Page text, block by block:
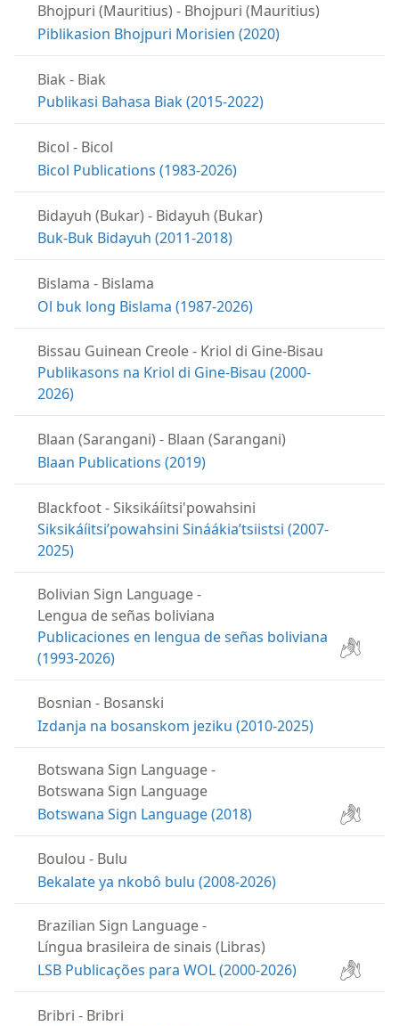
Bhojpuri (Mauritius) - Bhojpuri (Mauritius)
Piblikasion Bhojpuri Morisien (2020)
Biak - Biak
Publikasi Bahasa Biak (2015-2022)
Bicol - Bicol
Bicol Publications (1983-2026)
Bidayuh (Bukar) - Bidayuh (Bukar)
Buk-Buk Bidayuh (2011-2018)
Bislama - Bislama
Ol buk long Bislama (1987-2026)
Bissau Guinean Creole- Kriol di Gine-Bisau
Publikasons na Kriol di Gine-Bisau (2000-
2026)
Blaan (Sarangani) - Blaan (Sarangani)
Blaan Publications (2019)
Blackfoot-Siksikáíitsi'powahsini
Siksikáíitsiʼpowahsini Sináákiaʼtsiistsi (2007-
2025)
Bolivian Sign Language-
Lengua de señas boliviana
Publicaciones en lengua de señas boliviana
(1993-2026)
Bosnian - Bosanski
Izdanja na bosanskom jeziku (2010-2025)
Botswana Sign Language-
Botswana Sign Language
Botswana Sign Language (2018)
Boulou - Bulu
Bekalate ya nkobô bulu (2008-2026)
Brazilian Sign Language-
Língua brasileira de sinais (Libras)
LSB Publicações para WOL (2000-2026)
Bribri - Bribri